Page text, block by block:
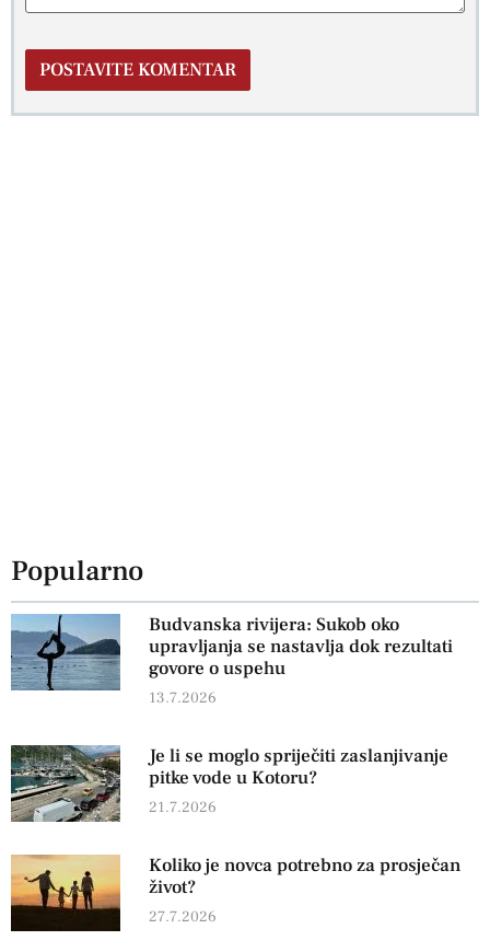
Popularno
Budvanska rivijera: Sukob oko
upravljanja se nastavlja dok rezultati
govore o uspehu
13.7.2026
Je li se moglo spriječiti zaslanjivanje
pitke vode u Kotoru?
21.7.2026
Koliko je novca potrebno za prosječan
život?
27.7.2026